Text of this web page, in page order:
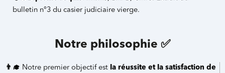
bulletin n°3 du casier judiciaire vierge.
Notre philosophie ✅
👨‍🎓 Notre premier objectif est la réussite et la satisfaction de